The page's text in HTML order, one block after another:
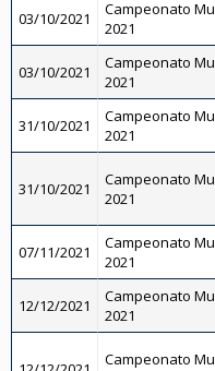
03/10/2021
Campeonato
2021
03/10/2021
Campeonato
2021
31/10/2021
Campeonato
2021
31/10/2021
Campeonato
2021
07/11/2021
Campeonato
2021
12/12/2021
Campeonato
2021
Campeonato